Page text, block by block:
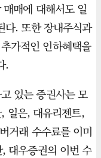
매매에 대해서도 일
다. 또한 장내주식과
가적인 인하혜택을
.
있는 증권사는 모
일은, 대유리젠트,
거래 수수료를 이미
, 대우증권의 이번 수